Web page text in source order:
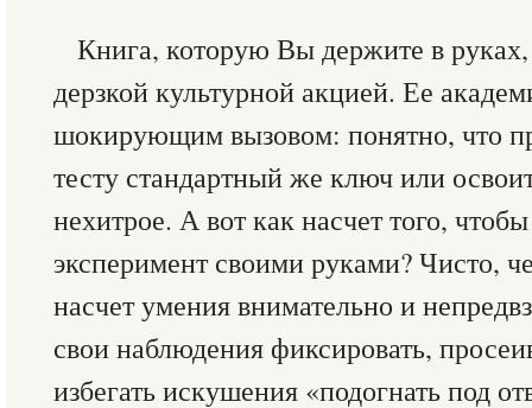
Книга, которую Вы держите в руках,
дерзкой культурной акцией. Ее
шокирующим вызовом: понятно, что
тесту стандартный же ключ или
нехитрое. А вот как насчет того,
эксперимент своими руками? Чисто,
насчет умения внимательно и
свои наблюдения фиксировать,
избегать искушения «подогнать под